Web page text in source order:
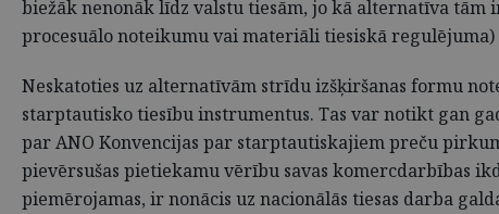
biežāk nenonāk līdz valstu tiesām, jo kā alternatīva
procesuālo noteikumu vai materiāli tiesiskā regulējuma)
Neskatoties uz alternatīvām strīdu izšķiršanas formu
starptautisko tiesību instrumentus. Tas var notikt gan
par ANO Konvencijas par starptautiskajiem preču
pievērsušas pietiekamu vērību savas komercdarbības
piemērojamas, ir nonācis uz nacionālās tiesas darba